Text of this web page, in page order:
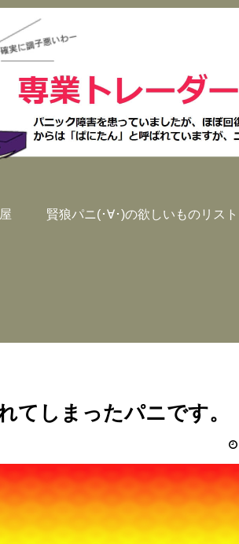
賢狼パニ(･∀･)の欲しいものリスト
てしまったパニです。